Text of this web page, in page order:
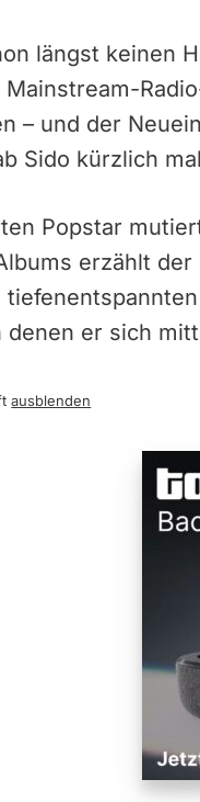
längst keinen
Mainstream-
– und der
Sido kürzlich
Popstar
erzählt
denen er sich
ausblenden